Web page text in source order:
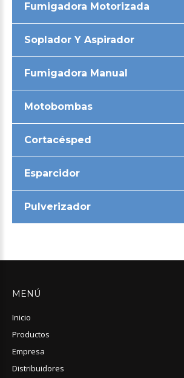
Fumigadora Motorizada
Soplador Y Aspirador
Fumigadora Manual
Motobombas
Cortacésped
Esparcidor
Pulverizador
MENÚ
Inicio
Productos
Empresa
Distribuidores